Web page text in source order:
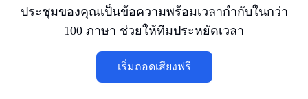
ประชุมของคุณเป็นข้อความพร้อมเวลากำกับในกว่า
100 ภาษา ช่วยให้ทีมประหยัดเวลา
เริ่มถอดเสียงฟรี